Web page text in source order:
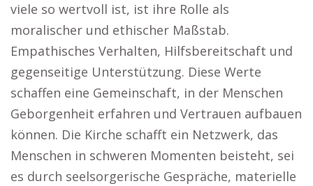
viele so wertvoll ist, ist ihre Rolle als
moralischer und ethischer Maßstab.
Empathisches Verhalten, Hilfsbereitschaft und
gegenseitige Unterstützung. Diese Werte
schaffen eine Gemeinschaft, in der Menschen
Geborgenheit erfahren und Vertrauen aufbauen
können. Die Kirche schafft ein Netzwerk, das
Menschen in schweren Momenten beisteht, sei
es durch seelsorgerische Gespräche, materielle